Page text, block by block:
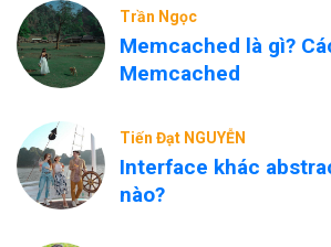
Trần Ngọc
Memcached là gì?
Memcached
Tiến Đạt NGUYỄN
Interface khác
nào?